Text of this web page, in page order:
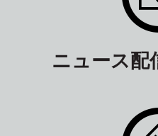
ニュース配